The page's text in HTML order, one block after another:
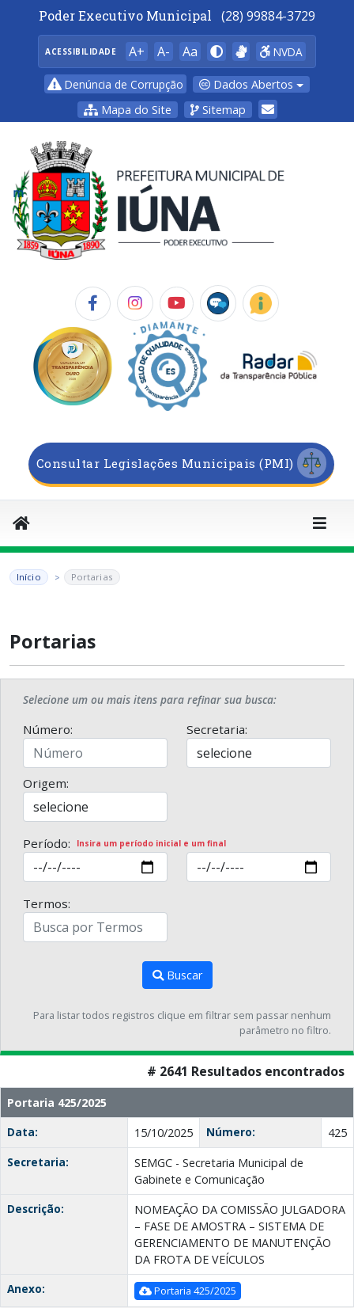
Poder Executivo Municipal (28) 99884-3729
ACESSIBILIDADE A+ A- Aa NVDA
Denúncia de Corrupção
Dados Abertos
Mapa do Site
Sitemap
Consultar Legislações Municipais (PMI)
Início Portarias
Portarias
Selecione um ou mais itens para refinar sua busca:
Número: Secretaria:
Origem:
Período: Insira um período inicial e um final
Termos:
Buscar
Para listar todos registros clique em filtrar sem passar nenhum
parâmetro no filtro.
# 2641 Resultados encontrados
Portaria 425/2025
Data:
15/10/2025 Número:
425
Secretaria:
SEMGC - Secretaria Municipal de
Gabinete e Comunicação
Descrição:
NOMEAÇÃO DA COMISSÃO JULGADORA
– FASE DE AMOSTRA – SISTEMA DE
GERENCIAMENTO DE MANUTENÇÃO
DA FROTA DE VEÍCULOS
Anexo:
Portaria 425/2025